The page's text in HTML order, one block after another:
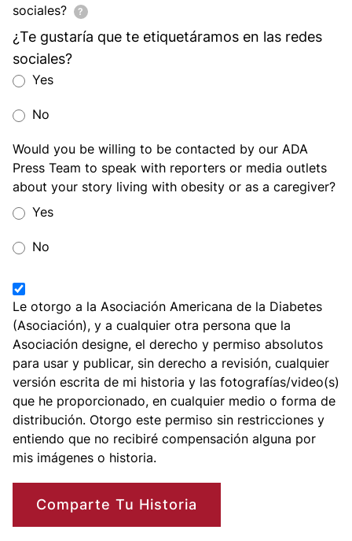
sociales?
?
¿Te gustaría que te etiquetáramos en las redes
sociales?
would_you_like_us_to_tag_you_on_social_media
Yes
would_you_like_us_to_tag_you_on_social_media
No
Would you be willing to be contacted by our ADA
Press Team to speak with reporters or media outlets
about your story living with obesity or as a caregiver?
Yes
No
permission_checkbox
permission_checkbox
Le otorgo a la Asociación Americana de la Diabetes
(Asociación), y a cualquier otra persona que la
Asociación designe, el derecho y permiso absolutos
para usar y publicar, sin derecho a revisión, cualquier
versión escrita de mi historia y las fotografías/video(s)
que he proporcionado, en cualquier medio o forma de
distribución. Otorgo este permiso sin restricciones y
entiendo que no recibiré compensación alguna por
mis imágenes o historia.